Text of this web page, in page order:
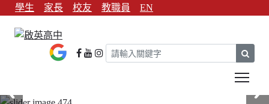
學生 家長 校友 教職員 EN